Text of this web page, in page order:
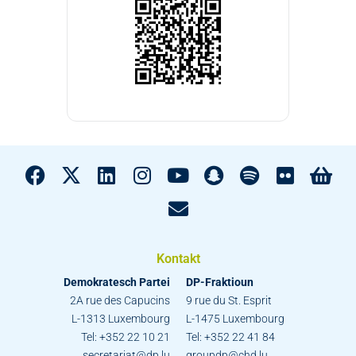
Kontakt
Demokratesch Partei
2A rue des Capucins
L-1313 Luxembourg
Tel: +352 22 10 21
DP-Fraktioun
9 rue du St. Esprit
L-1475 Luxembourg
Tel: +352 22 41 84